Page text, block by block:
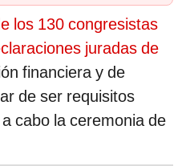
los 130 congresistas
juradas de
financiera y de
de ser requisitos
cabo la ceremonia de